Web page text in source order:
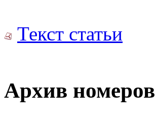
Текст статьи
Архив номеров